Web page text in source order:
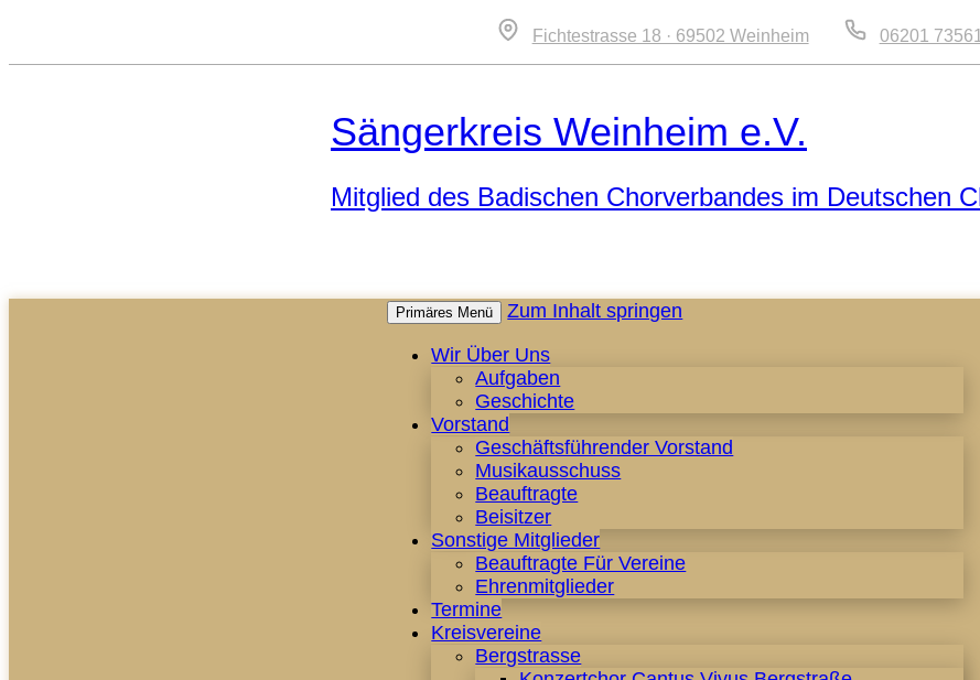
Fichtestrasse 18 · 69502 Weinheim 06201 73561
Sängerkreis Weinheim e.V.
Mitglied des Badischen Chorverbandes im Deutschen
Primäres Menü
Zum Inhalt springen
Wir Über Uns
Aufgaben
Geschichte
Vorstand
Geschäftsführender Vorstand
Musikausschuss
Beauftragte
Beisitzer
Sonstige Mitglieder
Beauftragte Für Vereine
Ehrenmitglieder
Termine
Kreisvereine
Bergstrasse